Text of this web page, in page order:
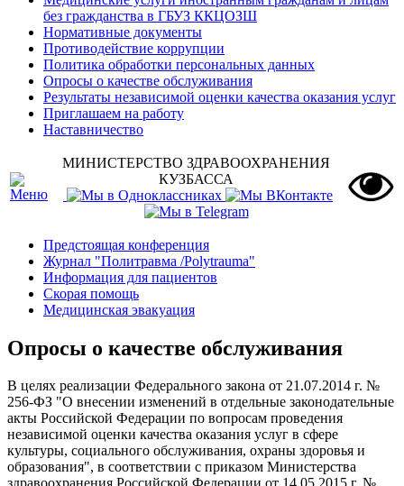
без гражданства в ГБУЗ ККЦОЗШ
Нормативные документы
Противодействие коррупции
Политика обработки персональных данных
Опросы о качестве обслуживания
Результаты независимой оценки качества оказания услуг
Приглашаем на работу
Наставничество
МИНИСТЕРСТВО ЗДРАВООХРАНЕНИЯ
КУЗБАССА
Предстоящая конференция
Журнал "Политравма /Polytrauma"
Информация для пациентов
Скорая помощь
Медицинская эвакуация
Опросы о качестве обслуживания
В целях реализации Федерального закона от 21.07.2014 г. №
256-ФЗ "О внесении изменений в отдельные законодательные
акты Российской Федерации по вопросам проведения
независимой оценки качества оказания услуг в сфере
культуры, социального обслуживания, охраны здоровья и
образования", в соответствии с приказом Министерства